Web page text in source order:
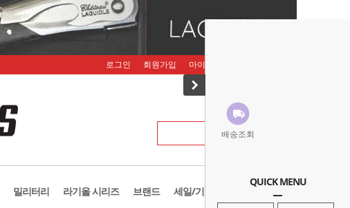
배송조회
QUICK MENU
로그인 회원가입 마이페이지
밀리터리 라기올 시리즈 브랜드 세일/기획존